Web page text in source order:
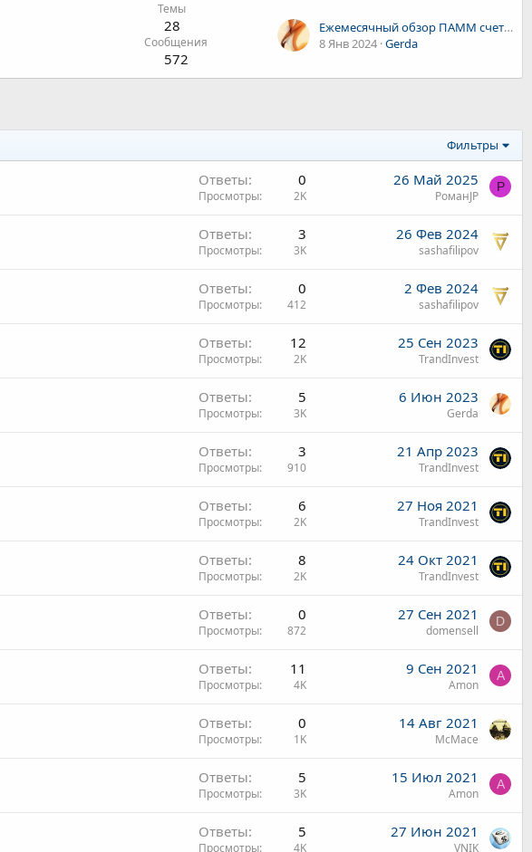
Темы
28
Сообщения
572
Ежемесячный обзор ПАММ счетов FxOpen
8 Янв 2024 Gerda
Фильтры
Ответы 0
Просмотры 2K
26 Май 2025
РоманJP
Р
Ответы 3
Просмотры 3K
26 Фев 2024
sashafilipov
Ответы 0
Просмотры 412
2 Фев 2024
sashafilipov
Ответы 12
Просмотры 2K
25 Сен 2023
TrandInvest
Ответы 5
Просмотры 3K
6 Июн 2023
Gerda
Ответы 3
Просмотры 910
21 Апр 2023
TrandInvest
Ответы 6
Просмотры 2K
27 Ноя 2021
TrandInvest
Ответы 8
Просмотры 2K
24 Окт 2021
TrandInvest
Ответы 0
Просмотры 872
27 Сен 2021
domensell
D
Ответы 11
Просмотры 4K
9 Сен 2021
Amon
A
Ответы 0
Просмотры 1K
14 Авг 2021
McMace
Ответы 5
Просмотры 3K
15 Июл 2021
Amon
A
Ответы 5
Просмотры 4K
27 Июн 2021
VNIK